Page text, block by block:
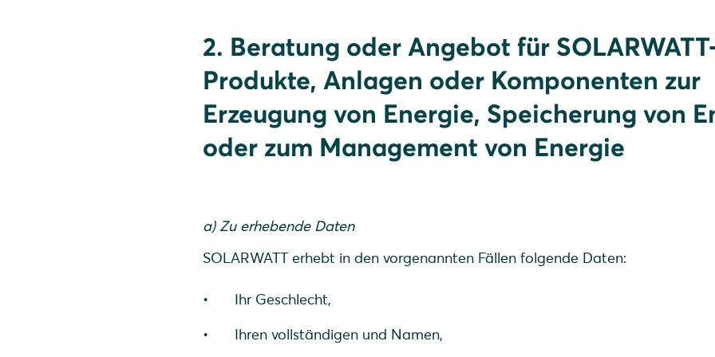
2. Beratung oder Angebot für
Produkte, Anlagen oder Komponenten zur
Erzeugung von Energie, Speicherung von
oder zum Management von Energie
a) Zu erhebende Daten
SOLARWATT erhebt in den vorgenannten Fällen folgende Daten:
Ihr Geschlecht,
Ihren vollständigen und Namen,